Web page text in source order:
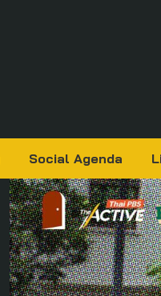
Social Agenda